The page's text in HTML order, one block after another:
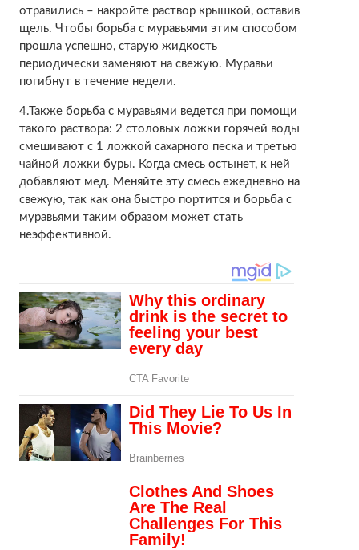
отравились – накройте раствор крышкой, оставив
щель. Чтобы борьба с муравьями этим способом
прошла успешно, старую жидкость
периодически заменяют на свежую. Муравьи
погибнут в течение недели.
4.Также борьба с муравьями ведется при помощи
такого раствора: 2 столовых ложки горячей воды
смешивают с 1 ложкой сахарного песка и третью
чайной ложки буры. Когда смесь остынет, к ней
добавляют мед. Меняйте эту смесь ежедневно на
свежую, так как она быстро портится и борьба с
муравьями таким образом может стать
неэффективной.